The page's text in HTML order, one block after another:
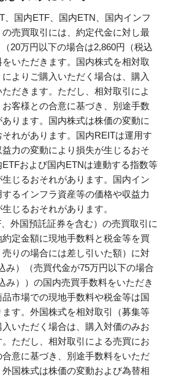
、国内ETF、国内ETN、国内インフ
売買取引には、約定代金に対し最
20万円以下の場合は2,860円（税込
いただきます。国内株式を相対取
よりご購入いただく場合は、購入
だきます。ただし、相対取引によ
客様との合意に基づき、別途手数
ります。国内株式は株価の変動に
れがあります。国内REITは運用す
力の変動により損失が生じるおそ
および国内ETNは連動する指数等
じるおそれがあります。国内イン
るインフラ資産等の価格や収益力
じるおそれがあります。
外国預託証券を含む）の売買取引に
定金額に現地手数料と税金等を買
りの場合には差し引いた額）に対
み）（売買代金が75万円以下の場合
み））の国内売買手数料をいただき
市場での現地手数料や税金等は国
す。外国株式を相対取引（募集等
いただく場合は、購入対価のみお
ただし、相対取引による売買にお
意に基づき、別途手数料をいただ
外国株式は株価の変動および為替相